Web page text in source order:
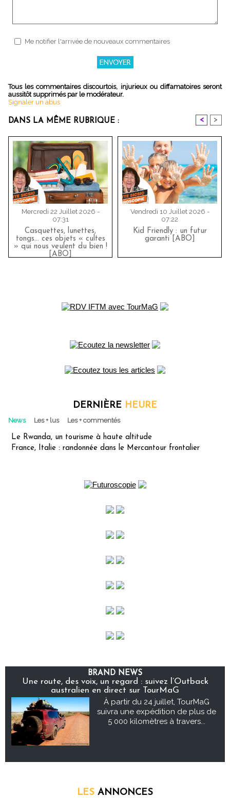
Me notifier l'arrivée de nouveaux commentaires
Tous les commentaires discourtois, injurieux ou diffamatoires seront
aussitôt supprimés par le modérateur.
Signaler un abus
DANS LA MÊME RUBRIQUE : < >
Mercredi 22 Juillet 2026 -
07:31
Casquettes, lunettes,
tongs... ces objets « cultes
» qui nous veulent du bien !
[ABO]
Vendredi 10 Juillet 2026 -
07:22
Kid Friendly : un futur
garanti [ABO]
DERNIÈRE HEURE
News Les + lus Les + commentés
Le Rwanda, un tourisme à haute altitude
France, Italie : randonnée dans le Mercantour frontalier
BRAND NEWS
Une route, des voix, un regard : suivez l’Outback
australien en direct sur TourMaG
À partir du 24 juillet, TourMaG
suivra une expédition de plus de
5 000 kilomètres à travers...
LES ANNONCES